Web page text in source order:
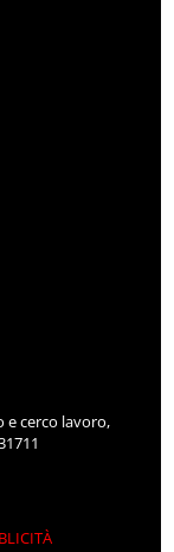
e cerco lavoro,